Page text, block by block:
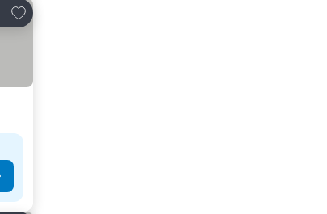
Lisää suosikkeihin